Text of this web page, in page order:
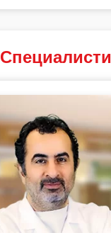
Специалисти